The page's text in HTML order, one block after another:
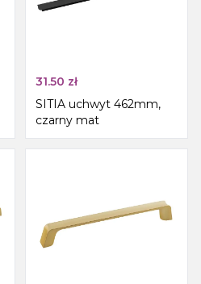
31.50 zł
SITIA uchwyt 462mm,
czarny mat